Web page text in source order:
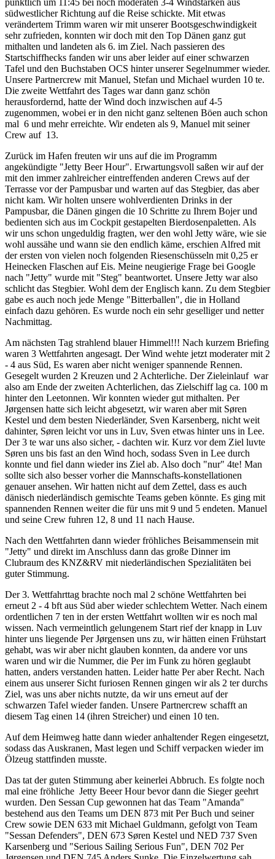
südwestlicher Richtung auf die Reise schickte. Mit etwas
verändertem Trimm waren wir mit unserer Bootsgeschwindigkeit
sehr zufrieden, konnten wir doch mit den Top Dänen ganz gut
mithalten und landeten als 6. im Ziel. Nach passieren des
Startschiffhecks fanden wir uns aber leider auf einer schwarzen
Tafel und den Buchstaben OCS hinter unserer Segelnummer wieder.
Unsere Partnercrew mit Manuel, Stefan und Michael wurden 10 te.
Die zweite Wettfahrt des Tages war dann ganz schön
herausfordernd, hatte der Wind doch inzwischen auf 4-5
zugenommen, wobei er in den nicht ganz seltenen Böen auch schon
mal 6 und mehr erreichte. Wir endeten als 9, Manuel mit seiner
Crew auf 13.
Zurück im Hafen freuten wir uns auf die im Programm
angekündigte "Jetty Beer Hour". Erwartungsvoll saßen wir auf der
mit den immer zahlreicher eintreffenden anderen Crews auf der
Terrasse vor der Pampusbar und warten auf das Stegbier, das aber
nicht kam. Wir holten unsere wohlverdienten Drinks in der
Pampusbar, die Dänen gingen die 10 Schritte zu Ihrem Bojer und
bedienten sich aus im Cockpit gestapelten Bierdosenpaletten. Als
wir uns schon ungeduldig fragten, wer den wohl Jetty wäre, wie sie
wohl aussähe und wann sie den endlich käme, erschien Alfred mit
der ersten von vielen noch folgenden Riesenschüsseln mit 0,25 er
Heinecken Flaschen auf Eis. Meine neugierige Frage bei Google
nach "Jetty" wurde mit "Steg" beantwortet. Unsere Jetty war also
schlicht das Stegbier. Wohl dem der Englisch kann. Zu dem Stegbier
gabe es auch noch jede Menge "Bitterballen", die in Holland
einfach dazu gehören. Es wurde noch ein sehr geselliger und netter
Nachmittag.
Am nächsten Tag strahlend blauer Himmel!!! Nach kurzem Briefing
waren 3 Wettfahrten angesagt. Der Wind wehte jetzt moderater mit 2
- 4 aus Süd, Es waren aber nicht weniger spannende Rennen.
Gesegelt wurden 2 Kreuzen und 2 Achterliche. Der Zieleinlauf war
also am Ende der zweiten Achterlichen, das Zielschiff lag ca. 100 m
hinter den Leetonnen. Wir konnten wieder gut mithalten. Per
Jørgensen hatte sich leicht abgesetzt, wir waren aber mit Søren
Kestel und dem besten Niederländer, Sven Karsenberg, nicht weit
dahinter, Søren leicht vor uns in Luv, Sven etwas hinter uns in Lee.
Der 3 te war uns also sicher, - dachten wir. Kurz vor dem Ziel luvte
Søren uns bis fast an den Wind hoch, sodass Sven in Lee durch
konnte und fiel dann wieder ins Ziel ab. Also doch "nur" 4te! Man
sollte sich also besser vorher die Mannschafts-konstellationen
genauer ansehen. Wir hatten nicht auf dem Zettel, dass es auch
dänisch niederländisch gemischte Teams geben könnte. Es ging mit
spannenden Rennen weiter die für uns mit 9 und 5 endeten. Manuel
und seine Crew fuhren 12, 8 und 11 nach Hause.
Nach den Wettfahrten dann wieder fröhliches Beisammensein mit
"Jetty" und direkt im Anschluss dann das große Dinner im
Clubraum des KNZ&RV mit niederländischen Spezialitäten bei
guter Stimmung.
Der 3. Wettfahrttag brachte noch mal 2 schöne Wettfahrten bei
erneut 2 - 4 bft aus Süd aber wieder schlechtem Wetter. Nach einem
ordentlichen 7 ten in der ersten Wettfahrt wollten wir es noch mal
wissen. Nach vermeintlich gelungenem Start rief der knapp in Luv
hinter uns liegende Per Jørgensen uns zu, wir hätten einen Frühstart
gehabt, was wir aber nicht glauben konnten, da andere vor uns
waren und wir die Nummer, die Per im Funk zu hören geglaubt
hatten, anders verstanden hatten. Leider hatte Per aber Recht. Nach
einem aus unserer Sicht furiosen Rennen gingen wir als 2 ter durchs
Ziel, was uns aber nichts nutzte, da wir uns erneut auf der
schwarzen Tafel wieder fanden. Unsere Partnercrew schafft an
diesem Tag einen 14 (ihren Streicher) und einen 10 ten.
Auf dem Heimweg hatte dann wieder anhaltender Regen eingesetzt,
sodass das Auskranen, Mast legen und Schiff verpacken wieder im
Ölzeug stattfinden musste.
Das tat der guten Stimmung aber keinerlei Abbruch. Es folgte noch
mal eine fröhliche Jetty Beeer Hour bevor dann die Sieger geehrt
wurden. Den Sessan Cup gewonnen hat das Team "Amanda"
bestehend aus den Teams um DEN 873 mit Per Buch und seiner
Crew sowie DEN 633 mit Michael Guldmann, gefolgt von Team
"Sessan Defenders", DEN 673 Søren Kestel und NED 737 Sven
Karsenberg und "Serious Sailing Serious Fun", DEN 702 Per